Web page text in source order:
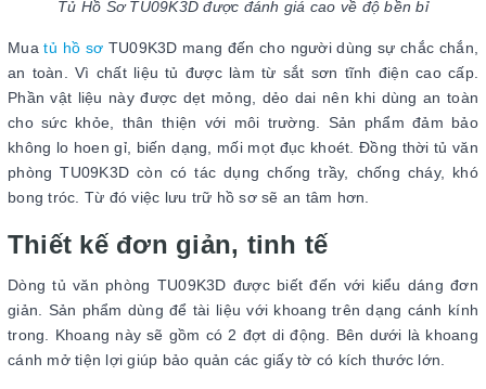
Tủ Hồ Sơ TU09K3D được đánh giá cao về độ bền bỉ
Muatủ hồ sơ TU09K3D mang đến cho người dùng sự chắc chắn,
an toàn. Vì chất liệu tủ được làm từ sắt sơn tĩnh điện cao cấp.
Phần vật liệu này được dẹt mỏng, dẻo dai nên khi dùng an toàn
cho sức khỏe, thân thiện với môi trường. Sản phẩm đảm bảo
không lo hoen gỉ, biến dạng, mối mọt đục khoét. Đồng thời tủ văn
phòng TU09K3D còn có tác dụng chống trầy, chống cháy, khó
bong tróc. Từ đó việc lưu trữ hồ sơ sẽ an tâm hơn.
Thiết kế đơn giản, tinh tế
Dòng tủ văn phòng TU09K3D được biết đến với kiểu dáng đơn
giản. Sản phẩm dùng để tài liệu với khoang trên dạng cánh kính
trong. Khoang này sẽ gồm có 2 đợt di động. Bên dưới là khoang
cánh mở tiện lợi giúp bảo quản các giấy tờ có kích thước lớn.